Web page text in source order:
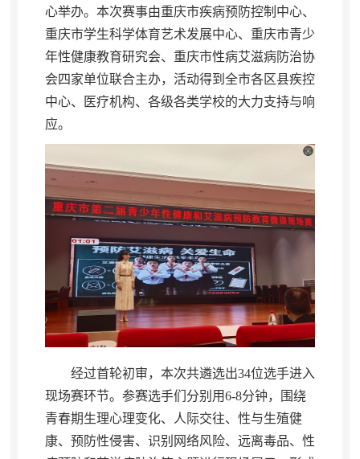
心举办。本次赛事由重庆市疾病预防控制中心、
重庆市学生科学体育艺术发展中心、重庆市青少
年性健康教育研究会、重庆市性病艾滋病防治协
会四家单位联合主办， 活动得到全市各区县疾控
中心、医疗机构、各级各类学校的大力支持与响
应。
经过首轮初审， 本次共遴选出34位选手进入
现场赛环节。参赛选手们分别用6-8分钟，
围绕
青春期生理心理变化、人际交往、性与生殖健
康、预防性侵害、识别网络风险、远离毒品、性